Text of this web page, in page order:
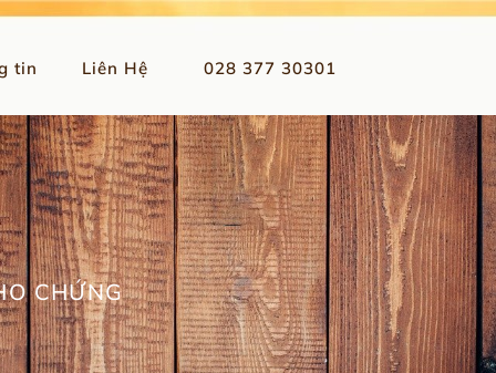
tin Liên Hệ 028 377 30301
CHỨNG